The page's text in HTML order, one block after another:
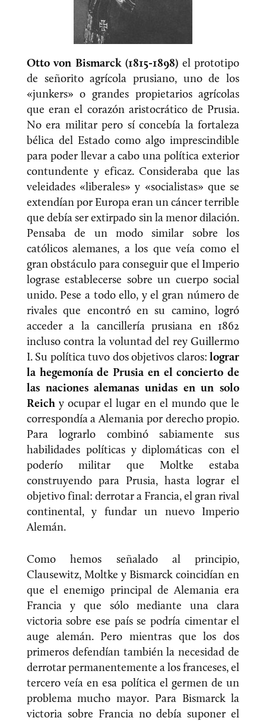
Otto von Bismarck (1815-1898) el prototipo
de señorito agrícola prusiano, uno de los
«junkers» o grandes propietarios agrícolas
que eran el corazón aristocrático de Prusia.
No era militar pero sí concebía la fortaleza
bélica del Estado como algo imprescindible
para poder llevar a cabo una política exterior
contundente y eficaz. Consideraba que las
veleidades «liberales» y «socialistas» que se
extendían por Europa eran un cáncer terrible
que debía ser extirpado sin la menor dilación.
Pensaba de un modo similar sobre los
católicos alemanes, a los que veía como el
gran obstáculo para conseguir que el Imperio
lograse establecerse sobre un cuerpo social
unido. Pese a todo ello, y el gran número de
rivales que encontró en su camino, logró
acceder a la cancillería prusiana en 1862
incluso contra la voluntad del rey Guillermo
I. Su política tuvo dos objetivos claros:lograr
la hegemonía de Prusia en el concierto de
las naciones alemanas unidas en un solo
Reich y ocupar el lugar en el mundo que le
correspondía a Alemania por derecho propio.
Para lograrlo combinó sabiamente sus
habilidades políticas y diplomáticas con el
poderío militar que Moltke estaba
construyendo para Prusia, hasta lograr el
objetivo final: derrotar a Francia, el gran rival
continental, y fundar un nuevo Imperio
Alemán.
Como hemos señalado al principio,
Clausewitz, Moltke y Bismarck coincidían en
que el enemigo principal de Alemania era
Francia y que sólo mediante una clara
victoria sobre ese país se podría cimentar el
auge alemán. Pero mientras que los dos
primeros defendían también la necesidad de
derrotar permanentemente a los franceses, el
tercero veía en esa política el germen de un
problema mucho mayor. Para Bismarck la
victoria sobre Francia no debía suponer el